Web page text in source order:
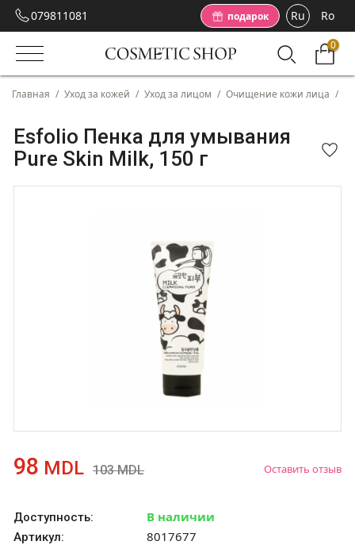
079811081 подарок Ru Ro
0
Главная / Уход за кожей / Уход за лицом / Очищение кожи лица /
Esfolio Пенка для умывания
Pure Skin Milk, 150 г
98 MDL 103MDL Оставить отзыв
Доступность: В наличии
Артикул: 8017677